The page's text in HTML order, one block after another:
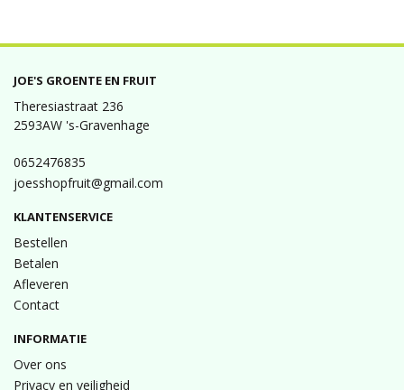
JOE'S GROENTE EN FRUIT
Theresiastraat 236
2593AW 's-Gravenhage
0652476835
joesshopfruit@gmail.com
KLANTENSERVICE
Bestellen
Betalen
Afleveren
Contact
INFORMATIE
Over ons
Privacy en veiligheid